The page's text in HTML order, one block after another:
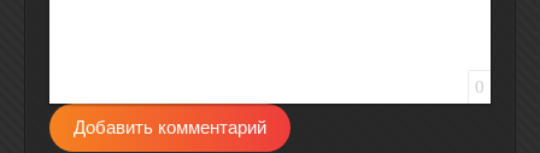
0
Добавить комментарий